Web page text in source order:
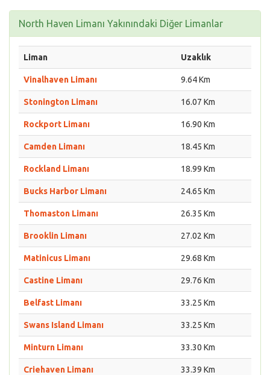
North Haven Limanı Yakınındaki Diğer Limanlar
Liman Uzaklık
Vinalhaven Limanı 9.64 Km
Stonington Limanı 16.07 Km
Rockport Limanı 16.90 Km
Camden Limanı 18.45 Km
Rockland Limanı 18.99 Km
Bucks Harbor Limanı 24.65 Km
Thomaston Limanı 26.35 Km
Brooklin Limanı 27.02 Km
Matinicus Limanı 29.68 Km
Castine Limanı 29.76 Km
Belfast Limanı 33.25 Km
Swans Island Limanı 33.25 Km
Minturn Limanı 33.30 Km
Criehaven Limanı 33.39 Km